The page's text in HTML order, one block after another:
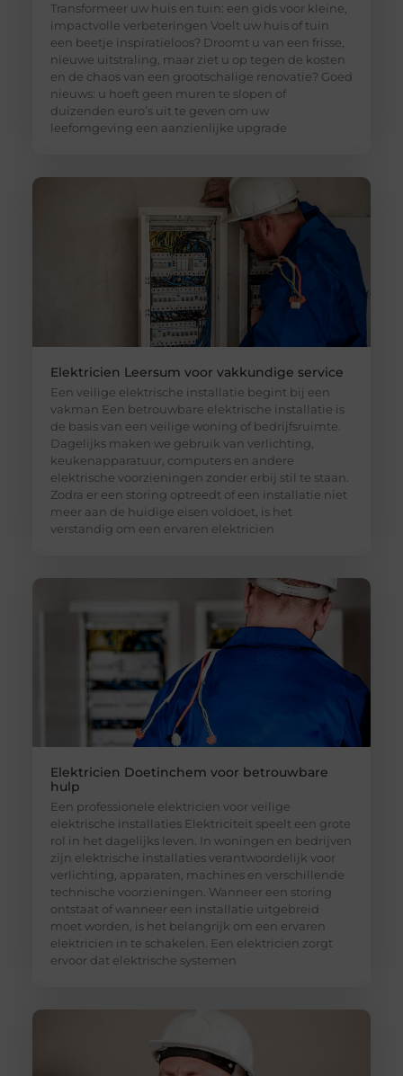
Transformeer uw huis en tuin: een gids voor kleine,
impactvolle verbeteringen Voelt uw huis of tuin
een beetje inspiratieloos? Droomt u van een frisse,
nieuwe uitstraling, maar ziet u op tegen de kosten
en de chaos van een grootschalige renovatie? Goed
nieuws: u hoeft geen muren te slopen of
duizenden euro’s uit te geven om uw
leefomgeving een aanzienlijke upgrade
Elektricien Leersum voor vakkundige service
Een veilige elektrische installatie begint bij een
vakman Een betrouwbare elektrische installatie is
de basis van een veilige woning of bedrijfsruimte.
Dagelijks maken we gebruik van verlichting,
keukenapparatuur, computers en andere
elektrische voorzieningen zonder erbij stil te staan.
Zodra er een storing optreedt of een installatie niet
meer aan de huidige eisen voldoet, is het
verstandig om een ervaren elektricien
Elektricien Doetinchem voor betrouwbare
hulp
Een professionele elektricien voor veilige
elektrische installaties Elektriciteit speelt een grote
rol in het dagelijks leven. In woningen en bedrijven
zijn elektrische installaties verantwoordelijk voor
verlichting, apparaten, machines en verschillende
technische voorzieningen. Wanneer een storing
ontstaat of wanneer een installatie uitgebreid
moet worden, is het belangrijk om een ervaren
elektricien in te schakelen. Een elektricien zorgt
ervoor dat elektrische systemen